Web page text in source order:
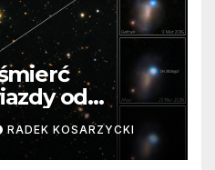
od
Niezwykle
RADEK KOSARZYCKI